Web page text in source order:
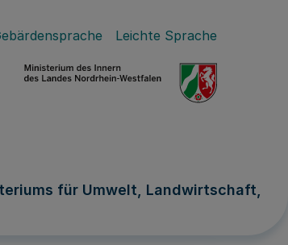
Leichte Sprache
für Umwelt, Landwirtschaft,